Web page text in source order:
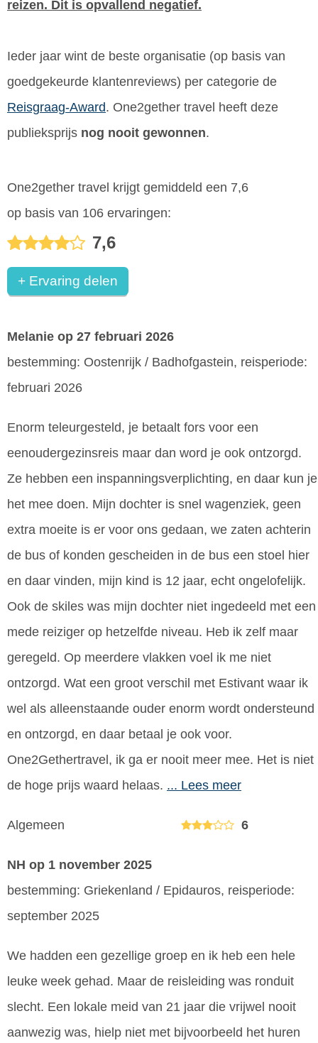
reizen. Dit is opvallend negatief.
Ieder jaar wint de beste organisatie (op basis van
goedgekeurde klantenreviews) per categorie de
Reisgraag-Award. One2gether travel heeft deze
publieksprijs nog nooit gewonnen.
One2gether travel krijgt gemiddeld een 7,6
op basis van 106 ervaringen:
7,6
+ Ervaring delen
Melanie op 27 februari 2026
bestemming: Oostenrijk / Badhofgastein, reisperiode:
februari 2026
Enorm teleurgesteld, je betaalt fors voor een
eenoudergezinsreis maar dan word je ook ontzorgd.
Ze hebben een inspanningsverplichting, en daar kun je
het mee doen. Mijn dochter is snel wagenziek, geen
extra moeite is er voor ons gedaan, we zaten achterin
de bus of konden gescheiden in de bus een stoel hier
en daar vinden, mijn kind is 12 jaar, echt ongelofelijk.
Ook de skiles was mijn dochter niet ingedeeld met een
mede reiziger op hetzelfde niveau. Heb ik zelf maar
geregeld. Op meerdere vlakken voel ik me niet
ontzorgd. Wat een groot verschil met Estivant waar ik
wel als alleenstaande ouder enorm wordt ondersteund
en ontzorgd, en daar betaal je ook voor.
One2Gethertravel, ik ga er nooit meer mee. Het is niet
de hoge prijs waard helaas. ... Lees meer
Algemeen 6
NH op 1 november 2025
bestemming: Griekenland / Epidauros, reisperiode:
september 2025
We hadden een gezellige groep en ik heb een hele
leuke week gehad. Maar de reisleiding was ronduit
slecht. Een lokale meid van 21 jaar die vrijwel nooit
aanwezig was, hielp niet met bijvoorbeeld het huren